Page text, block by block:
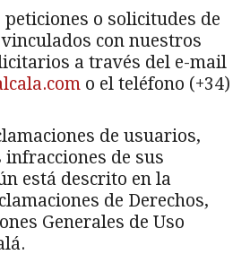
peticiones o solicitudes de
con nuestros
a través del e-mail
o el teléfono (+34)
de usuarios,
de sus
está descrito en la
de Derechos,
Generales de Uso